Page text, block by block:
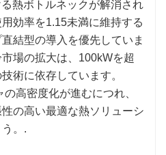
熱ボトルネックが解消され
効率を1.15未満に維持する
結型の導入を優先していま
場の拡大は、100kWを超
術に依存しています。
高密度化が進むにつれ、
の高い最適な熱ソリューシ
。.